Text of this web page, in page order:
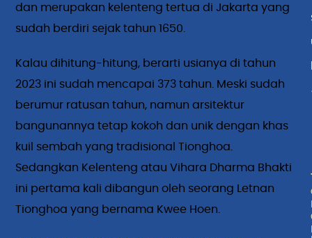
dan merupakan kelenteng tertua di Jakarta yang
sudah berdiri sejak tahun 1650.
Kalau dihitung-hitung, berarti usianya di tahun
2023 ini sudah mencapai 373 tahun. Meski sudah
berumur ratusan tahun, namun arsitektur
bangunannya tetap kokoh dan unik dengan khas
kuil sembah yang tradisional Tionghoa.
Sedangkan Kelenteng atau Vihara Dharma Bhakti
ini pertama kali dibangun oleh seorang Letnan
Tionghoa yang bernama Kwee Hoen.